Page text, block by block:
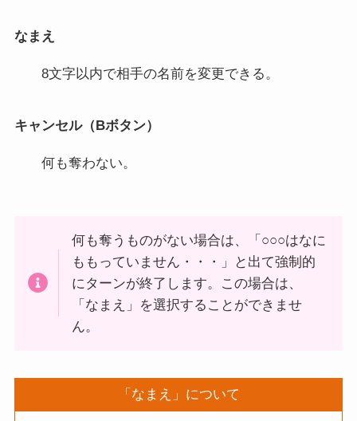
なまえ
8文字以内で相手の名前を変更できる。
キャンセル（Bボタン）
何も奪わない。
何も奪うものがない場合は、「○○○はなに
ももっていません・・・」と出て強制的
にターンが終了します。この場合は、
「なまえ」を選択することができませ
ん。
「なまえ」について